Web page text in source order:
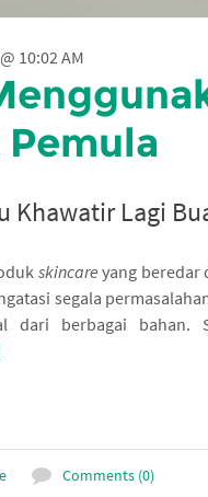
10:02 AM
Khawatir Lagi
skincareyang beredar
segala
dari berbagai
Comments (0)